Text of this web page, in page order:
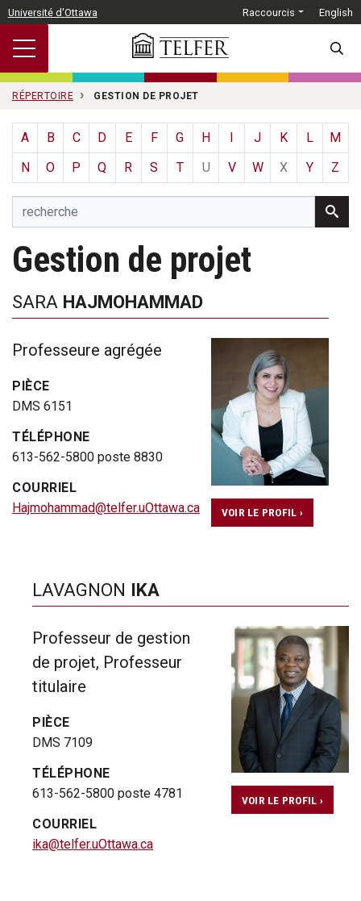
Passer au contenu principal
Université d'Ottawa Raccourcis English
RÉPERTOIRE GESTION DE PROJET
A B C D E F G H J K L
M
N
O P Q R S T U V W X Y Z
Gestion de projet
SARA HAJMOHAMMAD
Professeure agrégée
PIÈCE
DMS 6151
TÉLÉPHONE
613-562-5800 poste 8830
COURRIEL
Hajmohammad@telfer.uOttawa.ca
VOIR LE PROFIL ›
LAVAGNON IKA
Professeur de gestion
de projet, Professeur
titulaire
PIÈCE
DMS 7109
TÉLÉPHONE
613-562-5800 poste 4781
COURRIEL
ika@telfer.uOttawa.ca
VOIR LE PROFIL ›